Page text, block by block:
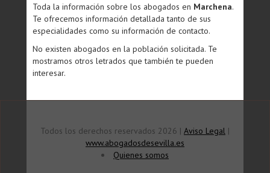
Toda la información sobre los abogados en Marchena.
Te ofrecemos información detallada tanto de sus
especialidades como su información de contacto.
No existen abogados en la población solicitada. Te
mostramos otros letrados que también te pueden
interesar.
Todos los derechos reservados 2026 | Aviso Legal |
www.abogadosdesevilla.es
Quienes somos